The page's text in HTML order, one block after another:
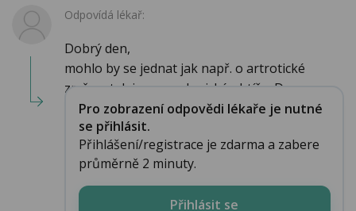
Odpovídá lékař:
Dobrý den,
mohlo by se jednat jak např. o artrotické
změny, tak i o neurologické obtíže. Dop...
Pro zobrazení odpovědi lékaře je nutné
se přihlásit.
Přihlášení/registrace je zdarma a zabere
průměrně 2 minuty.
Přihlásit se